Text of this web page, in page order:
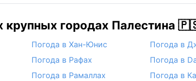
крупных городах Палестина
Погода в Хан-Юнис Погода в
Погода в Рафах Погода в
Погода в Рамаллах Погода в